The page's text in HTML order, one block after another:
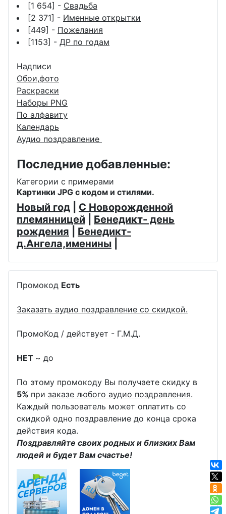
[1 654] - Свадьба
[2 371] - Именные открытки
[449] - Пожелания
[1153] - ДР по годам
Надписи
Обои,фото
Раскраски
Наборы PNG
По алфавиту
Календарь
Аудио поздравление
Последние добавленные:
Категории с примерами
Картинки JPG с кодом и стилями.
Новый год
С Новорожденной
племянницей
Бенедикт- день
рождения
Бенедикт-
д.Ангела,именины
Промокод Есть
Заказать аудио поздравление со скидкой.
ПромоКод / действует - Г.М.Д.
НЕТ ~ до
По этому промокоду Вы получаете скидку в
5% при заказе любого аудио поздравления.
Каждый пользователь может оплатить со
скидкой одно поздравление до конца срока
действия кода.
Поздравляйте своих родных и близких Вам
людей и будет Вам счастье!